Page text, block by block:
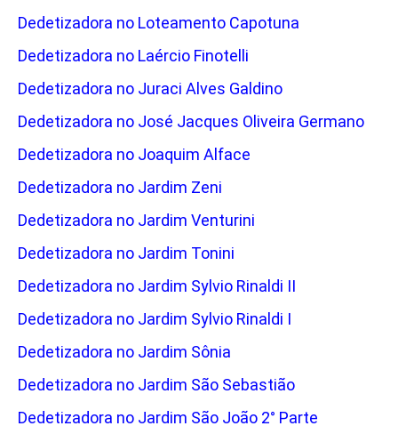
Dedetizadora no Loteamento Capotuna
Dedetizadora no Laércio Finotelli
Dedetizadora no Juraci Alves Galdino
Dedetizadora no José Jacques Oliveira Germano
Dedetizadora no Joaquim Alface
Dedetizadora no Jardim Zeni
Dedetizadora no Jardim Venturini
Dedetizadora no Jardim Tonini
Dedetizadora no Jardim Sylvio Rinaldi II
Dedetizadora no Jardim Sylvio Rinaldi I
Dedetizadora no Jardim Sônia
Dedetizadora no Jardim São Sebastião
Dedetizadora no Jardim São João 2° Parte